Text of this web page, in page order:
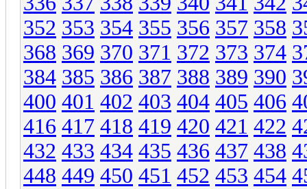
352 353 354 355 356 357 358
368 369 370 371 372 373 374
384 385 386 387 388 389 390
400 401 402 403 404 405 406
416 417 418 419 420 421 422
432 433 434 435 436 437 438
448 449 450 451 452 453 454